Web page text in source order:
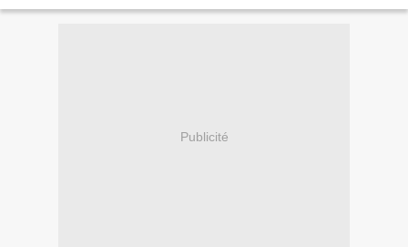
Publicité